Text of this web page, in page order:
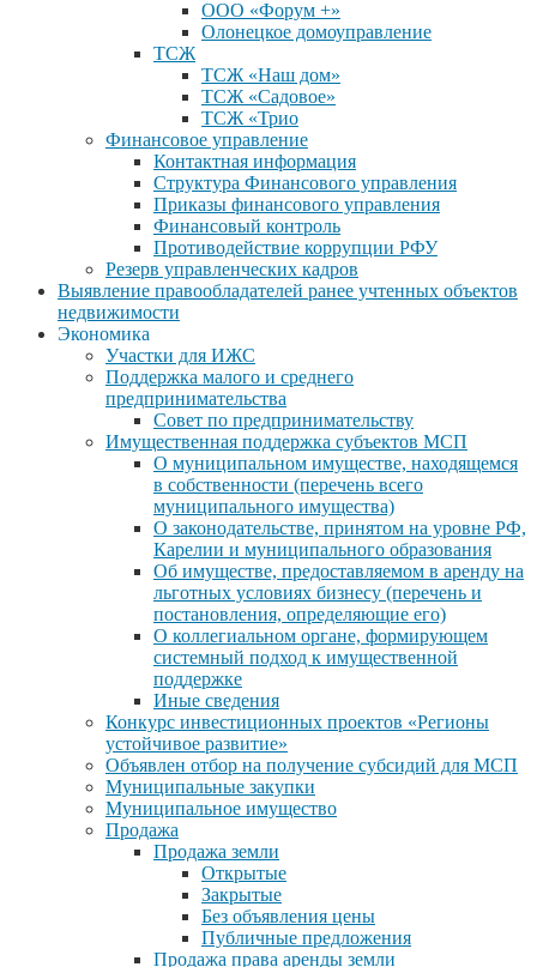
ООО «Форум +»
Олонецкое домоуправление
ТСЖ
ТСЖ «Наш дом»
ТСЖ «Садовое»
ТСЖ «Трио
Финансовое управление
Контактная информация
Структура Финансового управления
Приказы финансового управления
Финансовый контроль
Противодействие коррупции РФУ
Резерв управленческих кадров
Выявление правообладателей ранее учтенных объектов
недвижимости
Экономика
Участки для ИЖС
Поддержка малого и среднего
предпринимательства
Совет по предпринимательству
Имущественная поддержка субъектов МСП
О муниципальном имуществе, находящемся
в собственности (перечень всего
муниципального имущества)
О законодательстве, принятом на уровне РФ,
Карелии и муниципального образования
Об имуществе, предоставляемом в аренду на
льготных условиях бизнесу (перечень и
постановления, определяющие его)
О коллегиальном органе, формирующем
системный подход к имущественной
поддержке
Иные сведения
Конкурс инвестиционных проектов «Регионы
устойчивое развитие»
Объявлен отбор на получение субсидий для МСП
Муниципальные закупки
Муниципальное имущество
Продажа
Продажа земли
Открытые
Закрытые
Без объявления цены
Публичные предложения
Продажа права аренды земли